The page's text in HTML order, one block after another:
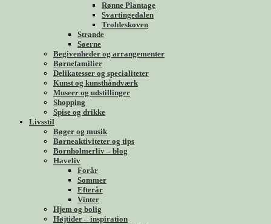
Rønne Plantage
Svartingedalen
Troldeskoven
Strande
Søerne
Begivenheder og arrangementer
Børnefamilier
Delikatesser og specialiteter
Kunst og kunsthåndværk
Museer og udstillinger
Shopping
Spise og drikke
Livsstil
Bøger og musik
Børneaktiviteter og tips
Bornholmerliv – blog
Haveliv
Forår
Sommer
Efterår
Vinter
Hjem og bolig
Højtider – inspiration